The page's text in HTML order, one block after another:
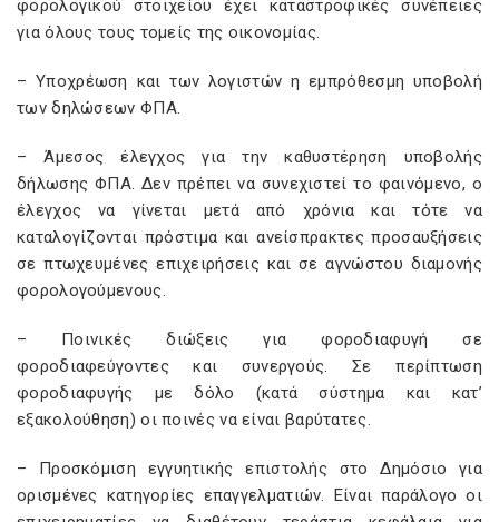
φορολογικού στοιχείου έχει καταστροφικές συνέπειες
για όλους τους τομείς της οικονομίας.
– Υποχρέωση και των λογιστών η εμπρόθεσμη υποβολή
των δηλώσεων ΦΠΑ.
– Άμεσος έλεγχος για την καθυστέρηση υποβολής
δήλωσης ΦΠΑ. Δεν πρέπει να συνεχιστεί το φαινόμενο, ο
έλεγχος να γίνεται μετά από χρόνια και τότε να
καταλογίζονται πρόστιμα και ανείσπρακτες προσαυξήσεις
σε πτωχευμένες επιχειρήσεις και σε αγνώστου διαμονής
φορολογούμενους.
– Ποινικές διώξεις για φοροδιαφυγή σε
φοροδιαφεύγοντες και συνεργούς. Σε περίπτωση
φοροδιαφυγής με δόλο (κατά σύστημα και κατ’
εξακολούθηση) οι ποινές να είναι βαρύτατες.
– Προσκόμιση εγγυητικής επιστολής στο Δημόσιο για
ορισμένες κατηγορίες επαγγελματιών. Είναι παράλογο οι